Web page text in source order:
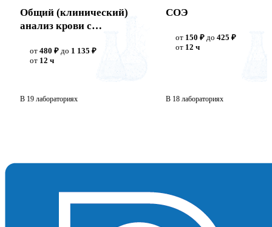
Общий (клинический)
анализ крови с
формулой + СОЭ
от 480 ₽ до 1 135 ₽
от 12 ч
В 19 лабораториях
СОЭ
от 150 ₽ до 425 ₽
от 12 ч
В 18 лабораториях